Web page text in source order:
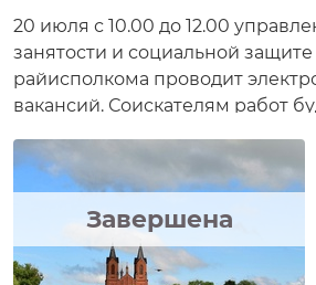
20 июля с 10.00 до 12.00
занятости и социальной
райисполкома проводит
вакансий. Соискателям работ
нанимателями, условиями труда,
интересующие вопросы,
получить консультацию в
приглашение на
реального времени
Завершена